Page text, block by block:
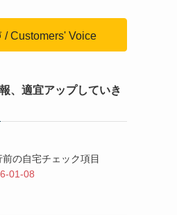
/ Customers' Voice
、適宜アップしていき
前の自宅チェック項目
01-08